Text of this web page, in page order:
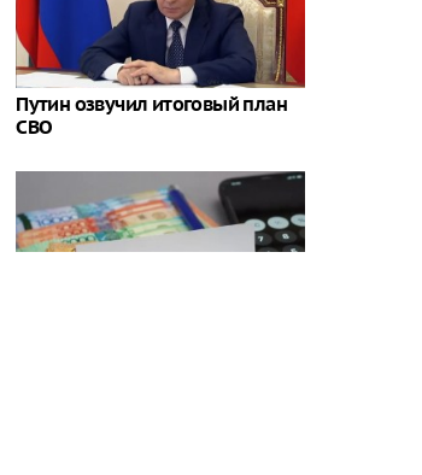
Путин озвучил итоговый план
СВО